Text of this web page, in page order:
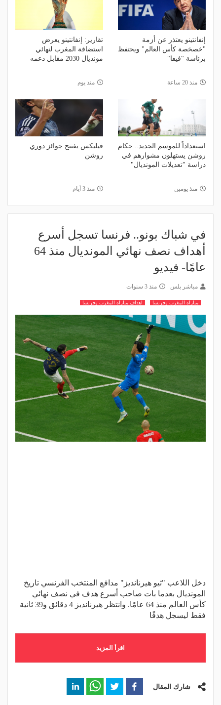
إنفانتينو يعتذر عن أزمة
"خصخصة كأس العالم" ويحتفظ
برئاسة "فيفا"
منذ 20 ساعة
تقارير: إنفانتينو يعرض
استضافة المغرب لنهائي
مونديال 2030 مقابل دعمه
منذ يوم
استعداداً للموسم الجديد.. حكام
روشن يستهلون مشوارهم في
دراسة "تعديلات المونديال"
منذ يومين
فيليكس يفتتح جوائز دوري
روشن
منذ 3 أيام
في شباك بونو.. فرنسا تسجل أسرع
أهداف نصف نهائي المونديال منذ 64
عامًا- فيديو
مباشر بلس منذ 3 سنوات
مباراة المغرب وفرنسا اهداف مباراة المغرب وفرنسا
دخل اللاعب "ثيو هيرنانديز" مدافع المنتخب الفرنسي تاريخ
المونديال بعدما بات صاحب أسرع هدف في نصف نهائي
كأس العالم منذ 64 عامًا. وانتظر هيرنانديز 4 دقائق و39 ثانية
فقط ليسجل هدفًا
اقرأ المزيد
شارك المقال